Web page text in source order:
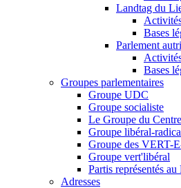
Landtag du
Bases
Parlement
Bases
Groupes parlementaires
Groupe UDC
Groupe socialiste
Le Groupe du
Groupe libéral-
Groupe des VERT-
Groupe vert'libéral
Partis représentés au
Adresses